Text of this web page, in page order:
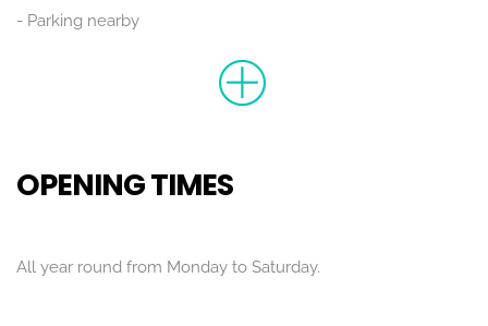
Parking nearby
OPENING TIMES
All year round from Monday to Saturday.